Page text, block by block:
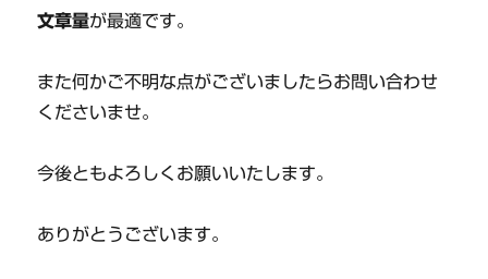
文章量が最適です。
また何かご不明な点がございましたらお問い合わせ
くださいませ。
今後ともよろしくお願いいたします。
ありがとうございます。